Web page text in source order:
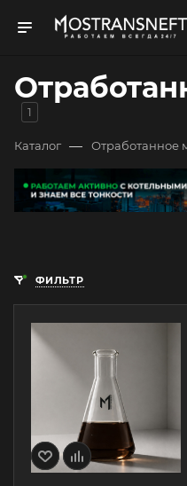
1
Каталог — Отработанное
ФИЛЬТР